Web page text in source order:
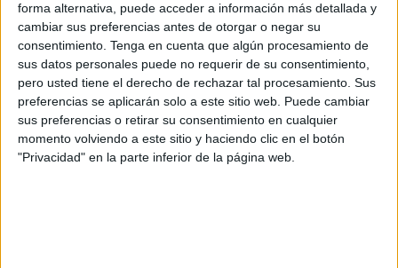
forma alternativa, puede acceder a información más detallada y
cambiar sus preferencias antes de otorgar o negar su
consentimiento. Tenga en cuenta que algún procesamiento de
sus datos personales puede no requerir de su consentimiento,
pero usted tiene el derecho de rechazar tal procesamiento. Sus
preferencias se aplicarán solo a este sitio web. Puede cambiar
sus preferencias o retirar su consentimiento en cualquier
momento volviendo a este sitio y haciendo clic en el botón
"Privacidad" en la parte inferior de la página web.
Estos Esbozos sobre la Teoría de la Cultura, cuyo
manuscrito estuvo perdido durante años, nos proporcionan
claves para que interpretemos las obras posteriores de
Zygmunt Bauman y valiosos datos para que valoremos sus
análisis sobre los comportamientos humanos, esos que
son objetos de estudio de la Ciencia de la Cultura.